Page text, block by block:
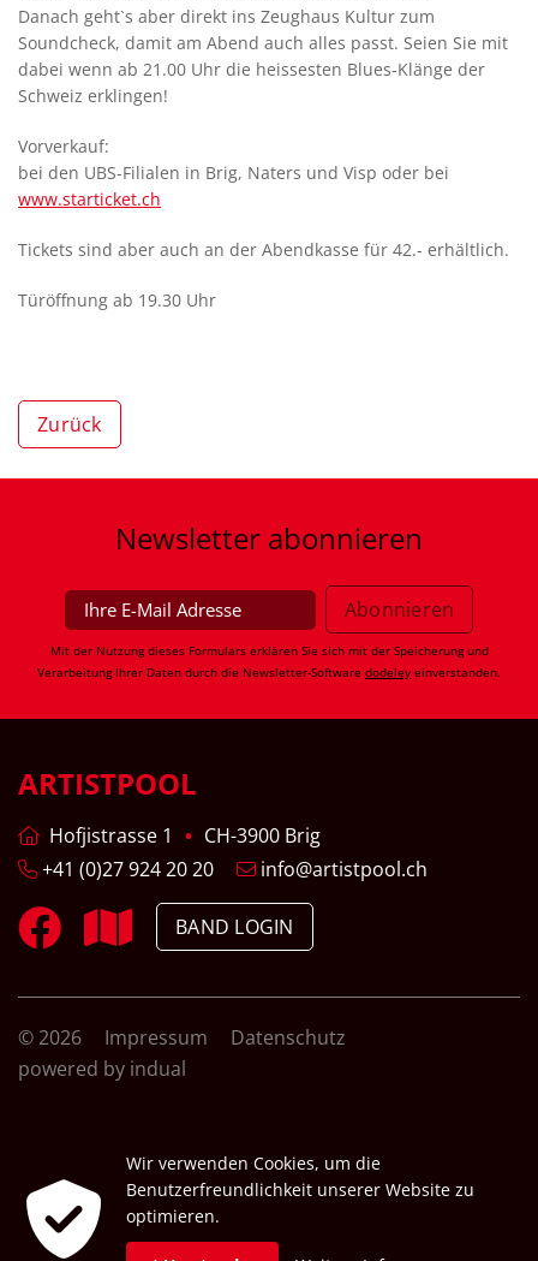
Danach geht`s aber direkt ins Zeughaus Kultur zum
Soundcheck, damit am Abend auch alles passt. Seien Sie mit
dabei wenn ab 21.00 Uhr die heissesten Blues-Klänge der
Schweiz erklingen!
Vorverkauf:
bei den UBS-Filialen in Brig, Naters und Visp oder bei
www.starticket.ch
Tickets sind aber auch an der Abendkasse für 42.- erhältlich.
Türöffnung ab 19.30 Uhr
Zurück
Newsletter abonnieren
Mit der Nutzung dieses Formulars erklären Sie sich mit der Speicherung und
Verarbeitung Ihrer Daten durch die Newsletter-Software dodeley einverstanden.
ARTISTPOOL
Hofjistrasse 1
CH-3900 Brig
+41 (0)27 924 20 20
info@artistpool.ch
BAND LOGIN
© 2026 Impressum
Datenschutz
powered by indual
Wir verwenden Cookies, um die
Benutzerfreundlichkeit unserer Website zu
optimieren.